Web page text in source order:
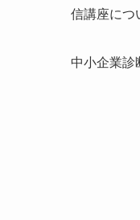
信講座につ
中小企業診